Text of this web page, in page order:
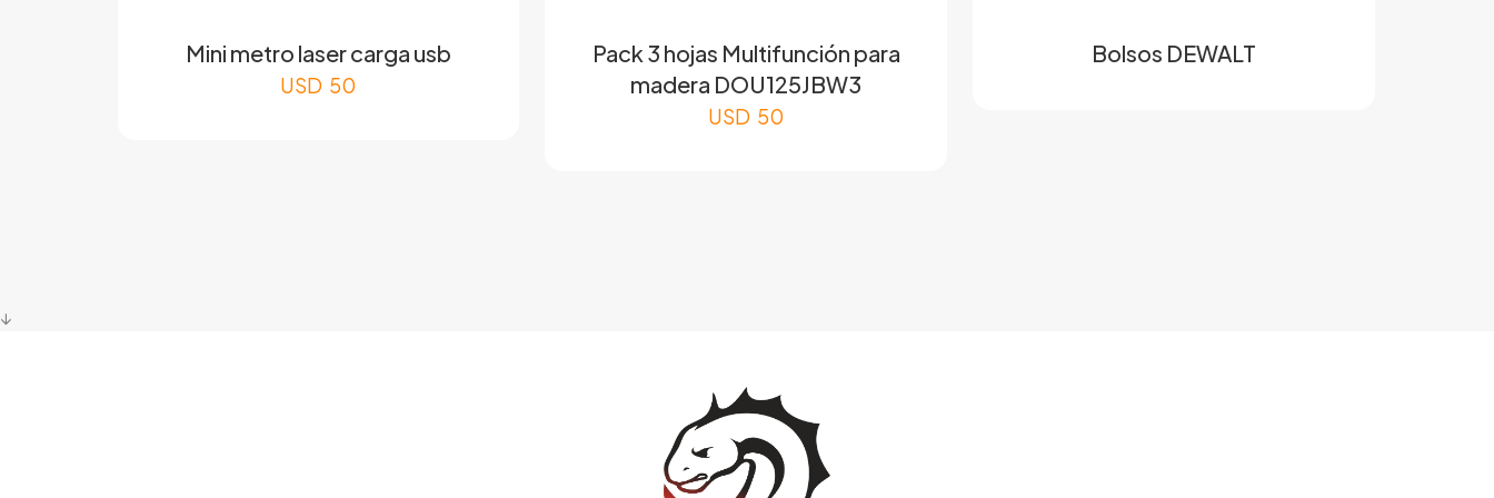
Mini metro laser carga usb
USD 50
Pack 3 hojas Multifunción para
madera DOU125JBW3
USD 50
Bolsos DEWALT
↓